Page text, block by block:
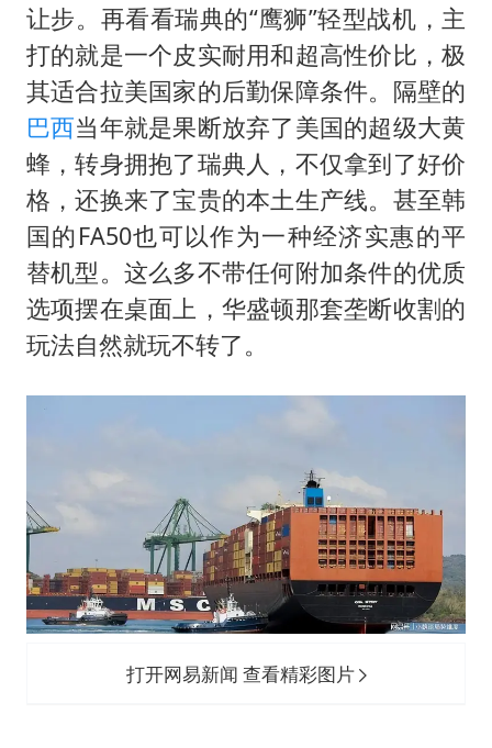
让步。再看看瑞典的“鹰狮”轻型战机，主
打的就是一个皮实耐用和超高性价比，极
其适合拉美国家的后勤保障条件。隔壁的
巴西当年就是果断放弃了美国的超级大黄
蜂，转身拥抱了瑞典人，不仅拿到了好价
格，还换来了宝贵的本土生产线。甚至韩
国的FA50也可以作为一种经济实惠的平
替机型。这么多不带任何附加条件的优质
选项摆在桌面上，华盛顿那套垄断收割的
玩法自然就玩不转了。
打开网易新闻 查看精彩图片